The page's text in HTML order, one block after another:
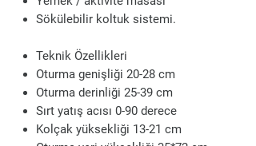
Sökülebilir koltuk sistemi.
Teknik Özellikleri
Oturma genişliği 20-28 cm
Oturma derinliği 25-39 cm
Sırt yatış acısı 0-90 derece
Kolçak yüksekliği 13-21 cm